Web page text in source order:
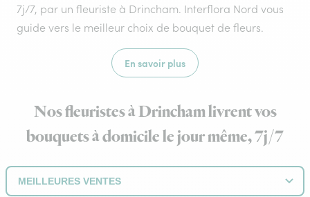
7j/7, par un fleuriste à Drincham. Interflora Nord vous
guide vers le meilleur choix de bouquet de fleurs.
En savoir plus
Nos fleuristes à Drincham livrent vos
bouquets à domicile le jour même, 7j/7